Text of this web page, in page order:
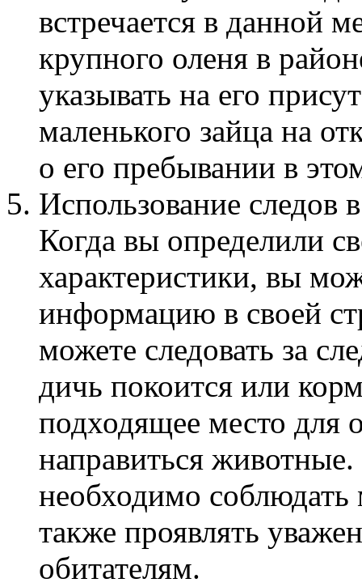
встречается в данной
крупного оленя в
указывать на его
маленького зайца на
о его пребывании в
Использование следов
Когда вы определили
характеристики, вы
информацию в своей
можете следовать за
дичь покоится или
подходящее место для
направиться
необходимо соблюдать
также проявлять
обитателям.